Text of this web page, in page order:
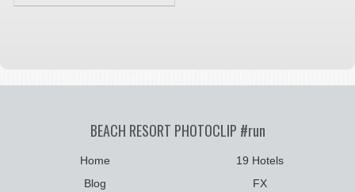
BEACH RESORT PHOTOCLIP #run
Home
19 Hotels
Blog
FX